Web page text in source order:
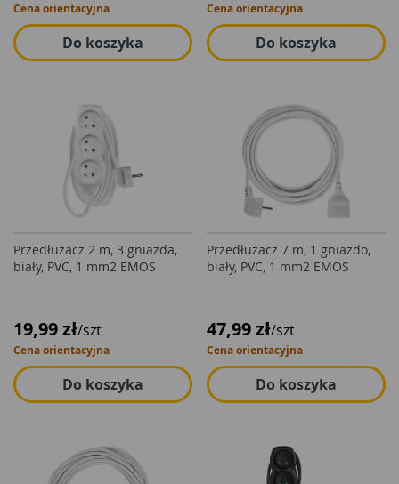
Cena orientacyjna
Do koszyka
Cena orientacyjna
Do koszyka
Przedłużacz 2 m, 3 gniazda,
biały, PVC, 1 mm2 EMOS
19,99 zł/szt
Cena orientacyjna
Do koszyka
Przedłużacz 7 m, 1 gniazdo,
biały, PVC, 1 mm2 EMOS
47,99 zł/szt
Cena orientacyjna
Do koszyka